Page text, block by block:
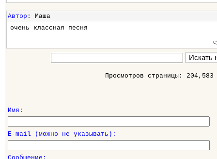
Автор : Маша
очень классная песня
Просмотров страницы: 204,583
Имя:
E-mail (можно не указывать):